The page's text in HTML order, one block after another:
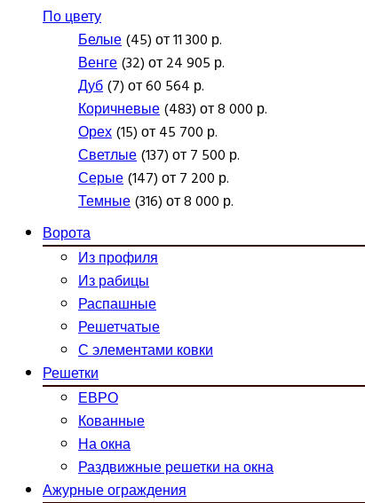
По цвету
Белые(45) от 11 300 р.
Венге(32) от 24 905 р.
Дуб(7) от 60 564 р.
Коричневые(483) от 8 000 р.
Орех(15) от 45 700 р.
Светлые(137) от 7 500 р.
Серые(147) от 7 200 р.
Темные(316) от 8 000 р.
Ворота
Из профиля
Из рабицы
Распашные
Решетчатые
С элементами ковки
Решетки
ЕВРО
Кованные
На окна
Раздвижные решетки на окна
Ажурные ограждения